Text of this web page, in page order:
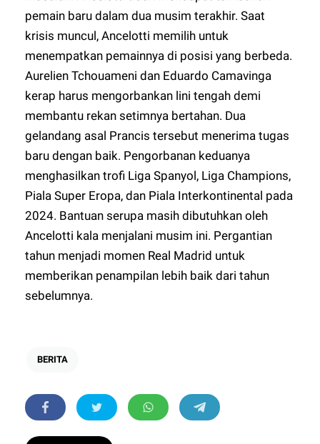
pemain baru dalam dua musim terakhir. Saat
krisis muncul, Ancelotti memilih untuk
menempatkan pemainnya di posisi yang berbeda.
Aurelien Tchouameni dan Eduardo Camavinga
kerap harus mengorbankan lini tengah demi
membantu rekan setimnya bertahan. Dua
gelandang asal Prancis tersebut menerima tugas
baru dengan baik. Pengorbanan keduanya
menghasilkan trofi Liga Spanyol, Liga Champions,
Piala Super Eropa, dan Piala Interkontinental pada
2024. Bantuan serupa masih dibutuhkan oleh
Ancelotti kala menjalani musim ini. Pergantian
tahun menjadi momen Real Madrid untuk
memberikan penampilan lebih baik dari tahun
sebelumnya.
BERITA